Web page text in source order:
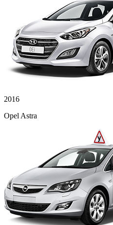
2016
Opel Astra